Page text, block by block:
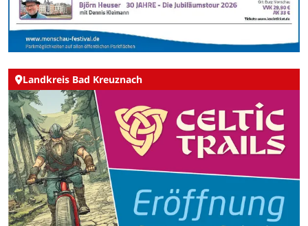
Landkreis Bad Kreuznach